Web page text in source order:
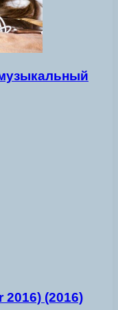
2016) (2016)